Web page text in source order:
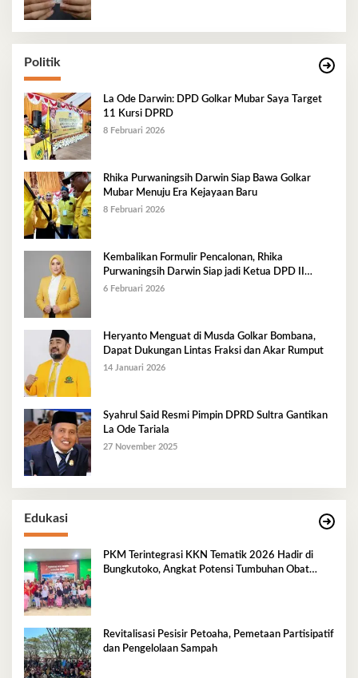
Politik
La Ode Darwin: DPD Golkar Mubar Saya Target
11 Kursi DPRD
8 Februari 2026
Rhika Purwaningsih Darwin Siap Bawa Golkar
Mubar Menuju Era Kejayaan Baru
8 Februari 2026
Kembalikan Formulir Pencalonan, Rhika
Purwaningsih Darwin Siap jadi Ketua DPD II
Golkar Mubar
6 Februari 2026
Heryanto Menguat di Musda Golkar Bombana,
Dapat Dukungan Lintas Fraksi dan Akar Rumput
14 Januari 2026
Syahrul Said Resmi Pimpin DPRD Sultra Gantikan
La Ode Tariala
27 November 2025
Edukasi
PKM Terintegrasi KKN Tematik 2026 Hadir di
Bungkutoko, Angkat Potensi Tumbuhan Obat
Revitalisasi Pesisir Petoaha, Pemetaan Partisipatif
dan Pengelolaan Sampah